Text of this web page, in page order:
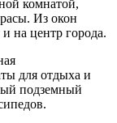
комнатой,
Из окон
на центр города.
для отдыха и
подземный